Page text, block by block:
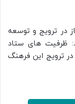
در ترویج و توسعه
ظرفیت های ستاد
ترویج این فرهنگ